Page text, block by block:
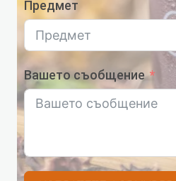
Предмет
Вашето съобщение